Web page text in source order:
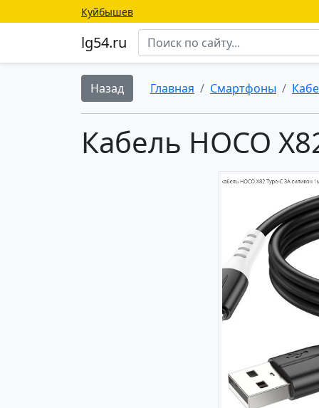
Куйбышев
lg54.ru
Назад Главная Смартфоны
Кабель HOCO